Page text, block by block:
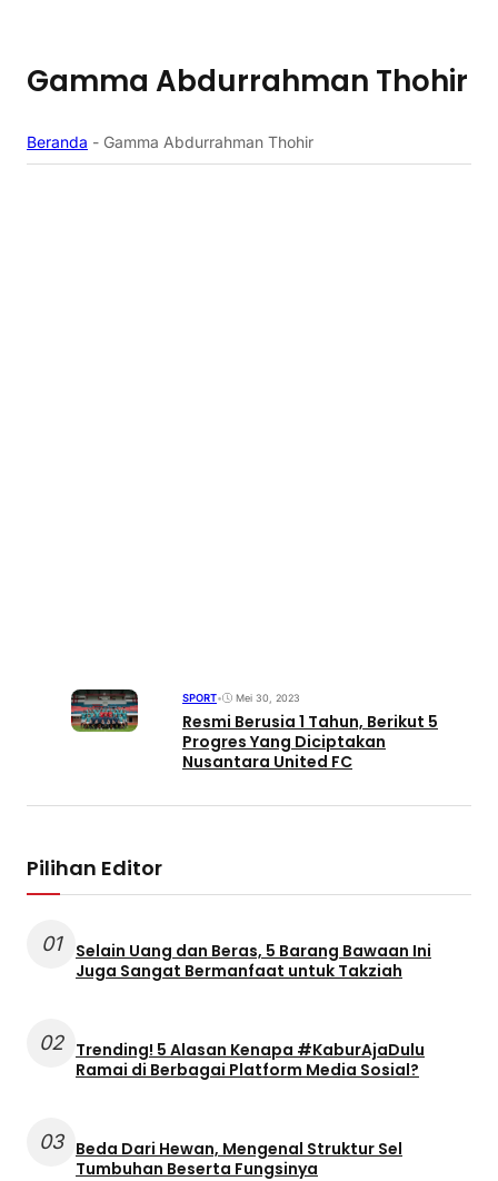
Gamma Abdurrahman Thohir
Beranda - Gamma Abdurrahman Thohir
SPORT• Mei 30, 2023
Resmi Berusia 1 Tahun, Berikut 5
Progres Yang Diciptakan
Nusantara United FC
Pilihan Editor
01
Selain Uang dan Beras, 5 Barang Bawaan Ini
Juga Sangat Bermanfaat untuk Takziah
02 Trending! 5 Alasan Kenapa #KaburAjaDulu
Ramai di Berbagai Platform Media Sosial?
03 Beda Dari Hewan, Mengenal Struktur Sel
Tumbuhan Beserta Fungsinya